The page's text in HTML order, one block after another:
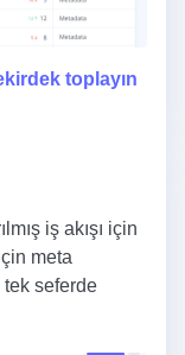
toplayın
iş akışı için
meta
seferde